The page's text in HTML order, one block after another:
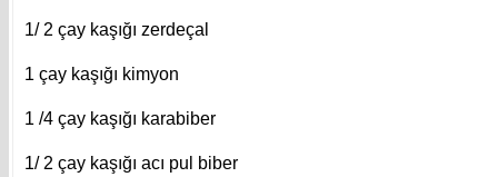
1/ 2 çay kaşığı zerdeçal
1 çay kaşığı kimyon
1 /4 çay kaşığı karabiber
1/ 2 çay kaşığı acı pul biber